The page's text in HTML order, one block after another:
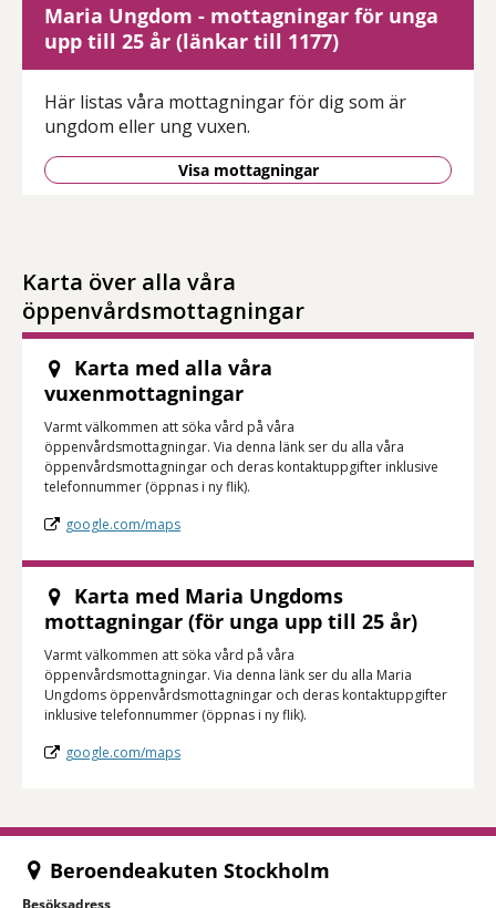
Maria Ungdom - mottagningar för unga
upp till 25 år (länkar till 1177)
Här listas våra mottagningar för dig som är
ungdom eller ung vuxen.
Visa mottagningar
Karta över alla våra
öppenvårdsmottagningar
Karta med alla våra
vuxenmottagningar
Varmt välkommen att söka vård på våra
öppenvårdsmottagningar. Via denna länk ser du alla våra
öppenvårdsmottagningar och deras kontaktuppgifter inklusive
telefonnummer (öppnas i ny flik).
google.com/maps
Karta med Maria Ungdoms
mottagningar (för unga upp till 25 år)
Varmt välkommen att söka vård på våra
öppenvårdsmottagningar. Via denna länk ser du alla Maria
Ungdoms öppenvårdsmottagningar och deras kontaktuppgifter
inklusive telefonnummer (öppnas i ny flik).
google.com/maps
Beroendeakuten Stockholm
Besöksadress